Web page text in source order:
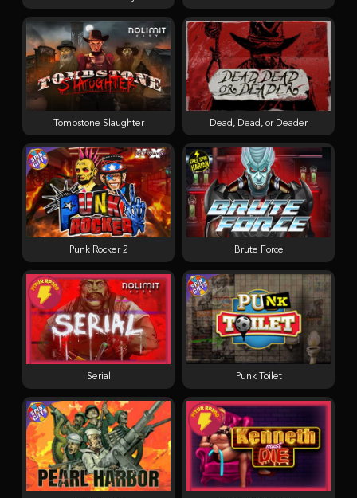
Dead, Dead, or Deader
Brute Force
Tombstone Slaughter
Punk Rocker 2
Serial Punk Toilet